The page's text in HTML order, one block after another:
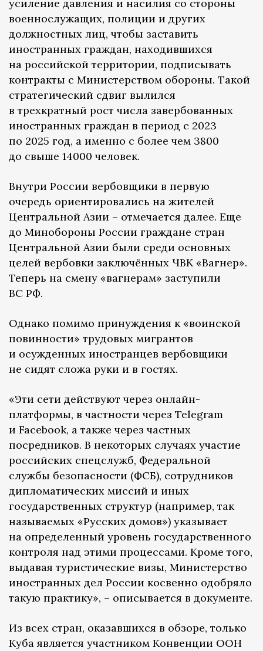
усиление давления и насилия со стороны
военнослужащих, полиции и других
должностных лиц, чтобы заставить
иностранных граждан, находившихся
на российской территории, подписывать
контракты с Министерством обороны. Такой
стратегический сдвиг вылился
в трехкратный рост числа завербованных
иностранных граждан в период с 2023
по 2025 год, а именно с более чем 3800
до свыше 14000 человек.
Внутри России вербовщики в первую
очередь ориентировались на жителей
Центральной Азии – отмечается далее. Еще
до Минобороны России граждане стран
Центральной Азии были среди основных
целей вербовки заключённых ЧВК «Вагнер».
Теперь на смену «вагнерам» заступили
ВС РФ.
Однако помимо принуждения к «воинской
повинности» трудовых мигрантов
и осужденных иностранцев вербовщики
не сидят сложа руки и в гостях.
«Эти сети действуют через онлайн-
платформы, в частности через Telegram
и Facebook, а также через частных
посредников. В некоторых случаях участие
российских спецслужб, Федеральной
службы безопасности (ФСБ), сотрудников
дипломатических миссий и иных
государственных структур (например, так
называемых «Русских домов») указывает
на определенный уровень государственного
контроля над этими процессами. Кроме того,
выдавая туристические визы, Министерство
иностранных дел России косвенно одобряло
такую практику», – описывается в документе.
Из всех стран, оказавшихся в обзоре, только
Куба является участником Конвенции ООН